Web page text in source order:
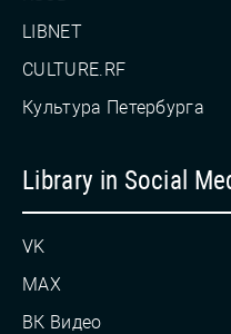
LIBNET
CULTURE.RF
Культура Петербурга
Library in Social
VK
MAX
ВК Видео